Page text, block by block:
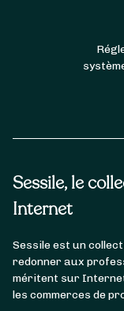
Sessile, le
Internet
Sessile est un
redonner aux
méritent sur
les commerces de